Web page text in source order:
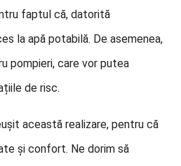
faptul că, datorită
la apă potabilă. De asemenea,
pompieri, care vor putea
de risc.
această realizare, pentru că
și confort. Ne dorim să